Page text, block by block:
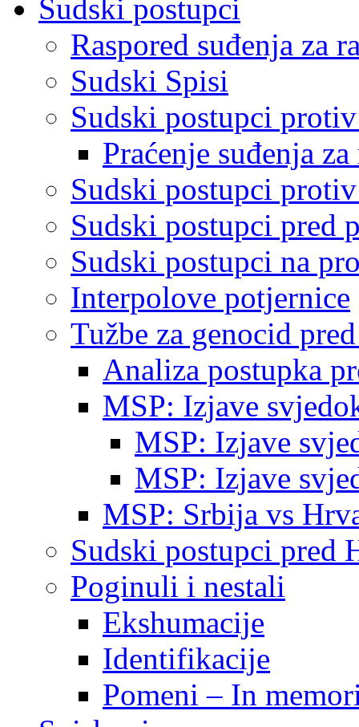
Sudski postupci
Raspored suđenja za
Sudski Spisi
Sudski postupci
Praćenje suđenja
Sudski postupci
Sudski postupci pred
Sudski postupci na
Interpolove potjernice
Tužbe za genocid
Analiza postupka
MSP: Izjave
MSP: Izjave
MSP: Izjave
MSP: Srbija vs
Sudski postupci pred
Poginuli i nestali
Ekshumacije
Identifikacije
Pomeni – In